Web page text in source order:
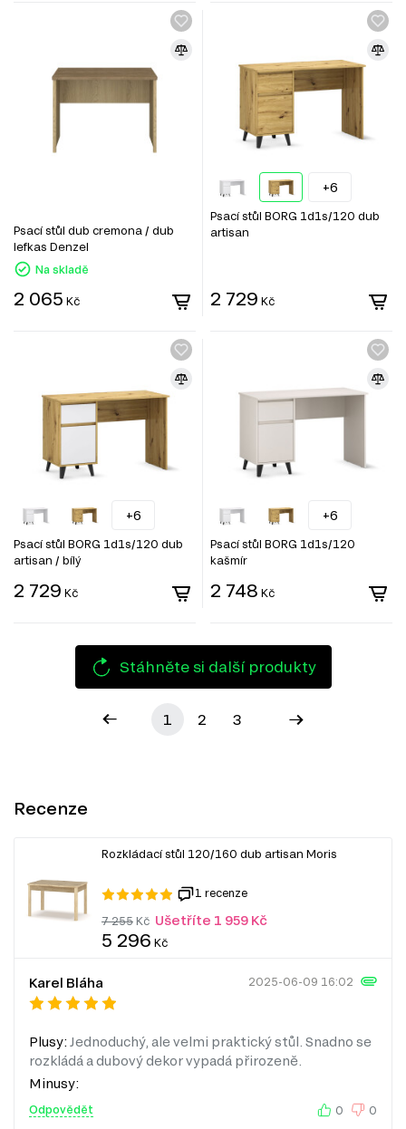
Psací stůl dub cremona / dub
lefkas Denzel
Na skladě
2 065 Kč
+6
Psací stůl BORG 1d1s/120 dub
artisan
2 729 Kč
+6
Psací stůl BORG 1d1s/120 dub
artisan / bílý
2 729 Kč
+6
Psací stůl BORG 1d1s/120
kašmír
2 748 Kč
Stáhněte si další produkty
1 2 3
Recenze
Rozkládací stůl 120/160 dub artisan Moris
1 recenze
7 255 Kč Ušetříte 1 959 Kč
5 296 Kč
Karel Bláha 2025-06-09 16:02
Plusy: Jednoduchý, ale velmi praktický stůl. Snadno se
rozkládá a dubový dekor vypadá přirozeně.
Minusy:
Odpovědět 0 0